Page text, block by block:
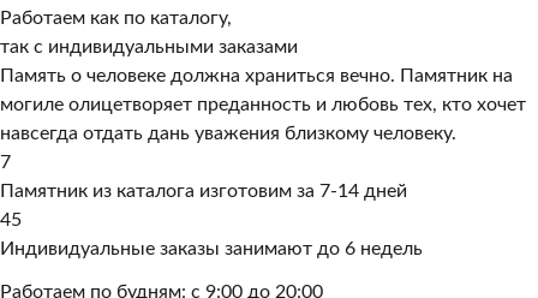
Работаем как по каталогу,
так с индивидуальными заказами
Память о человеке должна храниться вечно. Памятник на
могиле олицетворяет преданность и любовь тех, кто хочет
навсегда отдать дань уважения близкому человеку.
7
Памятник из каталога изготовим за 7-14 дней
45
Индивидуальные заказы занимают до 6 недель
Работаем по будням: с 9:00 до 20:00